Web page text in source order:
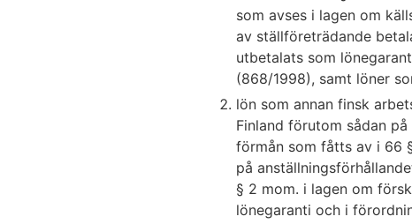
som avses i lagen om
av ställföreträdande
utbetalats som
(868/1998), samt löner
lön som annan finsk
Finland förutom sådan
förmån som fåtts av i 66
på
§ 2 mom. i lagen om
lönegaranti och i